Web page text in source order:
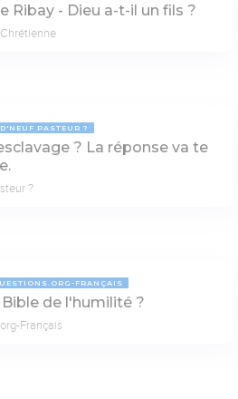
Ribay - Dieu a-t-il un fils ?
PASTEUR ?
? La réponse va te
?
FRANÇAIS
de l'humilité ?
Français